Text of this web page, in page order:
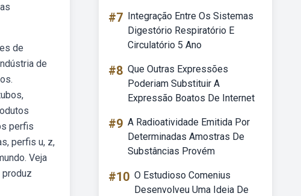
de
de
perfis
perfis u, z,
Veja
#7 Integração Entre Os Sistemas
Digestório Respiratório E
Circulatório 5 Ano
#8 Que Outras Expressões
Poderiam Substituir A
Expressão Boatos De Internet
#9 A Radioatividade Emitida Por
Determinadas Amostras De
Substâncias Provém
#10 O Estudioso Comenius
Desenvolveu Uma Ideia De